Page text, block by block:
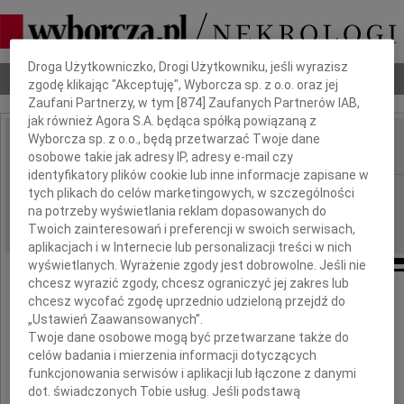
Nekrologi Odeszli Poradnik pogrzebowy
IMIĘ I NAZWISKO:
REGION: Szczecin
DATA EMISJI: 01.12.2017
Rodzina Zmarłego
Dbamy o Twoją prywatność
Droga Użytkowniczko, Drogi Użytkowniku, jeśli wyrazisz
zgodę klikając "Akceptuję", Wyborcza sp. z o.o. oraz jej
Zaufani Partnerzy, w tym [874 ] Zaufanych Partnerów IAB,
jak również Agora S.A. będąca spółką powiązaną z
Wyborcza sp. z o.o., będą przetwarzać Twoje dane
osobowe takie jak adresy IP, adresy e-mail czy
identyfikatory plików cookie lub inne informacje zapisane w
tych plikach do celów marketingowych, w szczególności
na potrzeby wyświetlania reklam dopasowanych do
Twoich zainteresowań i preferencji w swoich serwisach,
aplikacjach i w Internecie lub personalizacji treści w nich
wyświetlanych. Wyrażenie zgody jest dobrowolne. Jeśli nie
chcesz wyrazić zgody, chcesz ograniczyć jej zakres lub
chcesz wycofać zgodę uprzednio udzieloną przejdź do
„Ustawień Zaawansowanych”.
Twoje dane osobowe mogą być przetwarzane także do
celów badania i mierzenia informacji dotyczących
funkcjonowania serwisów i aplikacji lub łączone z danymi
dot. świadczonych Tobie usług. Jeśli podstawą